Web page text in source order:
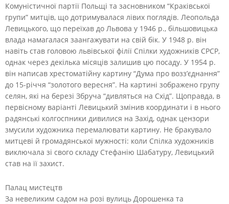
Комуністичної партії Польщі та засновником “Краківської
групи” митців, що дотримувалася лівих поглядів. Леопольда
Левицького, що переїхав до Львова у 1946 р., більшовицька
влада намагалася заангажувати на свій бік. У 1948 р. він
навіть став головою львівської філії Спілки художників СРСР,
однак через декілька місяців залишив цю посаду. У 1954 р.
він написав хрестоматійну картину “Дума про возз’єднання”
до 15-річчя “золотого вересня”. На картині зображено групу
селян, які на березі Збруча “дивляться на Схід”. Щоправда, в
первісному варіанті Левицький змінив координати і в нього
радянські колгоспники дивилися на Захід, однак цензори
змусили художника перемалювати картину. Не бракувало
митцеві й громадянської мужності: коли Спілка художників
виключала зі свого складу Стефанію Шабатуру, Левицький
став на її захист.
Палац мистецтв
За невеликим садом на розі вулиць Дорошенка та